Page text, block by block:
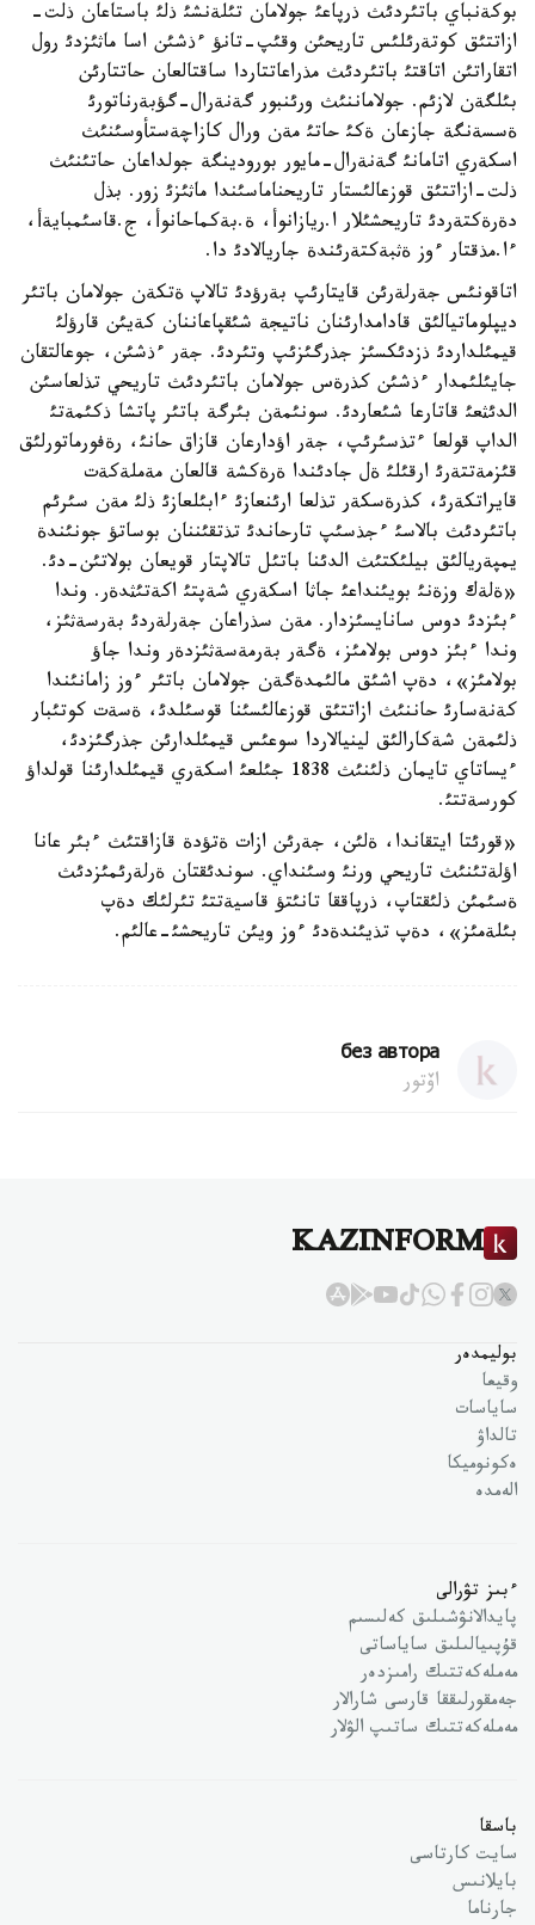
بوكةنباي باتئردئث ذرپاعئ جولامان تئلةنشئ ذلئ باستاعان ذلت-
ازاتتئق كوتةرئلئس تاريحئن وقئپ-تانؤ ءذشئن اسا ماثئزدئ رول
اتقاراتئن اتاقتئ باتئردئث مذراعاتتاردا ساقتالعان حاتتارئن
بئلگةن لازئم. جولاماننئث ورئنبور گةنةرال-گؤبةرناتورئ
ةسسةنگة جازعان ةكئ حاتئ مةن ورال كازاچةستأوسئنئث
اسكةري اتامانئ گةنةرال-مايور بورودينگة جولداعان حاتئنئث
ذلت-ازاتتئق قوزعالئستار تاريحناماسئندا ماثئزئ زور. بذل
دةرةكتةردئ تاريحشئلار ا.ريازانوأ، ة.بةكماحانوأ، ج.قاسئمبايةأ،
ءا.مذقتار ءوز ةثبةكتةرئندة جاريالادئ دا.
اتاقونئس جةرلةرئن قايتارئپ بةرؤدئ تالاپ ةتكةن جولامان باتئر
ديپلوماتيالئق قادامدارئنان ناتيجة شئقپاعاننان كةيئن قارؤلئ
قيمئلداردئ ذزدئكسئز جذرگئزئپ وتئردئ. جةر ءذشئن، جوعالتقان
جايئلئمدار ءذشئن كذرةس جولامان باتئردئث تاريحي تذلعاسئن
الدئثعئ قاتارعا شئعاردئ. سونئمةن بئرگة باتئر پاتشا ذكئمةتئ
الداپ قولعا ءتذسئرئپ، جةر اؤدارعان قازاق حانئ، رةفورماتورلئق
قئزمةتتةرئ ارقئلئ ةل جادئندا ةرةكشة قالعان مةملةكةت
قايراتكةرئ، كذرةسكةر تذلعا ارئنعازئ ءابئلعازئ ذلئ مةن سئرئم
باتئردئث بالاسئ ءجذسئپ تارحاندئ تذتقئننان بوساتؤ جونئندة
يمپةريالئق بيلئكتئث الدئنا باتئل تالاپتار قويعان بولاتئن-دئ.
«ةلةك وزةنئ بويئنداعئ جاثا اسكةري شةپتئ اكةتئثدةر. وندا
ءبئزدئ دوس سانايسئزدار. مةن سذراعان جةرلةردئ بةرسةثئز،
وندا ءبئز دوس بولامئز، ةگةر بةرمةسةثئزدةر وندا جاؤ
بولامئز»، دةپ اشئق مالئمدةگةن جولامان باتئر ءوز زامانئندا
كةنةسارئ حاننئث ازاتتئق قوزعالئسئنا قوسئلدئ، ةسةت كوتئبار
ذلئمةن شةكارالئق لينيالاردا سوعئس قيمئلدارئن جذرگئزدئ،
ءيساتاي تايمان ذلئنئث 1838 جئلعئ اسكةري قيمئلدارئنا قولداؤ
كورسةتتئ.
«قورئتا ايتقاندا، ةلئن، جةرئن ازات ةتؤدة قازاقتئث ءبئر عانا
اؤلةتئنئث تاريحي ورنئ وسئنداي. سوندئقتان ةرلةرئمئزدئث
ةسئمئن ذلئقتاپ، ذرپاققا تانئتؤ قاسيةتتئ تئرلئك دةپ
بئلةمئز»، دةپ تذيئندةدئ ءوز ويئن تاريحشئ-عالئم.
без автора
اۆتور
KAZINFORM
بوليمدەر
وقيعا
ساياسات
تالداۋ
ەكونوميكا
الەمدە
ءبىز تۋرالى
پايدالانۋشىلىق كەلىسىم
قۇپىيالىلىق ساياساتى
مەملەكەتتىك رامىزدەر
جەمقورلىققا قارسى شارالار
مەملەكەتتىك ساتىپ الۋلار
باسقا
سايت كارتاسى
بايلانىس
جارناما